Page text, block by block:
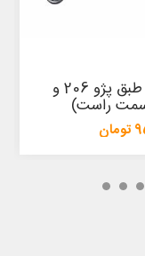
سیبک طبق پژو 206 و